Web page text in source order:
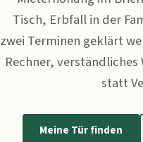
Tisch, Erbfall in der
zwei Terminen geklärt
Rechner,
statt
Meine Tür finden